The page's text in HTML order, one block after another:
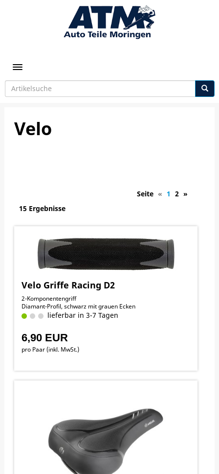
Toggle navigation
Velo
Seite « 1 2 »
15 Ergebnisse
Velo Griffe Racing D2
2-Komponentengriff
Diamant-Profil, schwarz mit grauen Ecken
lieferbar in 3-7 Tagen
6,90 EUR
pro Paar (inkl. MwSt.)